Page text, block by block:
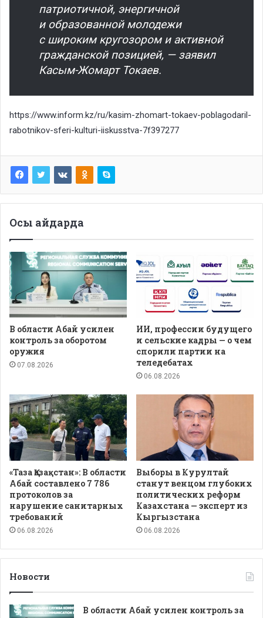
патриотичной, энергичной
и образованной молодежи
с широким кругозором и активной
гражданской позицией, — заявил
Касым-Жомарт Токаев.
https://www.inform.kz/ru/kasim-zhomart-tokaev-poblagodaril-
rabotnikov-sferi-kulturi-iiskusstva-7f397277
Осы айдарда
В области Абай усилен
контроль за оборотом
оружия
07.08.2026
ИИ, профессии будущего
и сельские кадры — о чем
спорили партии на
теледебатах
06.08.2026
«Таза Қазақстан»: В области
Абай составлено 7 786
протоколов за
нарушение санитарных
требований
06.08.2026
Выборы в Курултай
станут венцом глубоких
политических реформ
Казахстана — эксперт из
Кыргызстана
06.08.2026
Новости
В области Абай усилен контроль за